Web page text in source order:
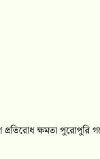
ক্ষমতা পুরোপুরি